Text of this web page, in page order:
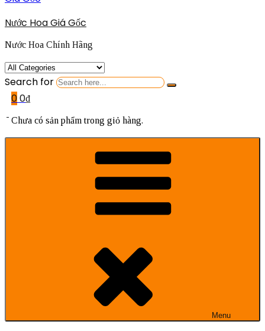
Nước Hoa Giá Gốc
Nước Hoa Chính Hãng
Search for
00₫
Chưa có sản phẩm trong giỏ hàng.
Menu